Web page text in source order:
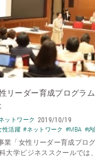
リーダー育成プログラ
ットワーク 2019/10/19
性活躍 #ネットワーク #MBA #
業「女性リーダー育成プロ
大学ビジネススクールでは